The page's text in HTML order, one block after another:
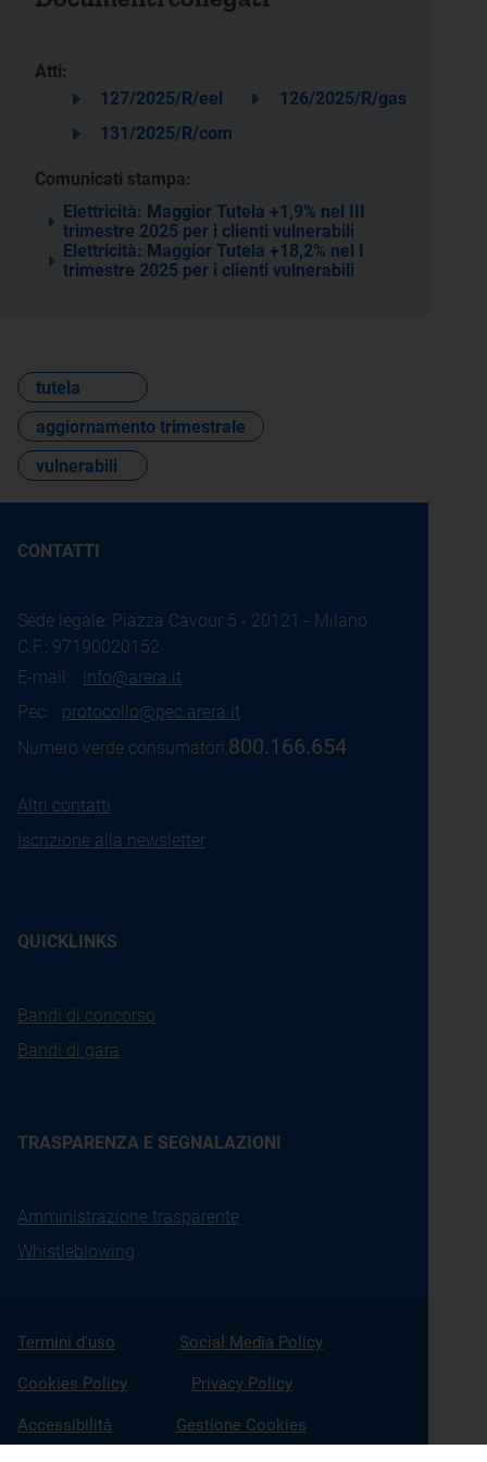
Atti:
127/2025/R/eel
126/2025/R/gas
131/2025/R/com
Comunicati stampa:
Elettricità: Maggior Tutela +1,9% nel III
trimestre 2025 per i clienti vulnerabili
Elettricità: Maggior Tutela +18,2% nel I
trimestre 2025 per i clienti vulnerabili
tutela
aggiornamento trimestrale
vulnerabili
CONTATTI
Sede legale: Piazza Cavour 5 - 20121 - Milano
C.F.: 97190020152
E-mail: info@arera.it
Pec: protocollo@pec.arera.it
Numero verde consumatori:800.166.654
Altri contatti
Iscrizione alla newsletter
QUICKLINKS
Bandi di concorso
Bandi di gara
TRASPARENZA E SEGNALAZIONI
Amministrazione trasparente
Whistleblowing
Termini d'uso Social Media Policy
Cookies Policy Privacy Policy
Accessibilità Gestione Cookies